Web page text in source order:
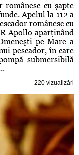
românesc cu şapte
Apelul la 112 a
românesc cu
Apollo aparţinând
pe Mare a
pescador, în care
submersibilă
220 vizualizări